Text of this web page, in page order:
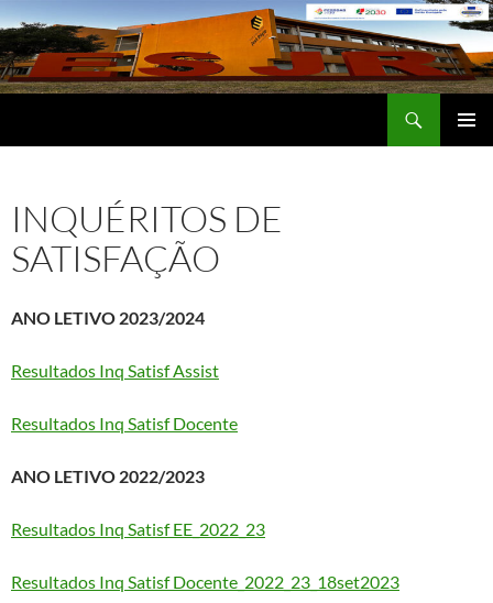
Saltar
para
o
conteúdo
INQUÉRITOS DE
SATISFAÇÃO
ANO LETIVO 2023/2024
Resultados Inq Satisf Assist
Resultados Inq Satisf Docente
ANO LETIVO 2022/2023
Resultados Inq Satisf EE_2022_23
Resultados Inq Satisf Docente_2022_23_18set2023